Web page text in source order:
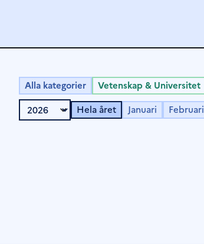
Alla kategorier Vetenskap & Universitet
Hela året
Januari Februari